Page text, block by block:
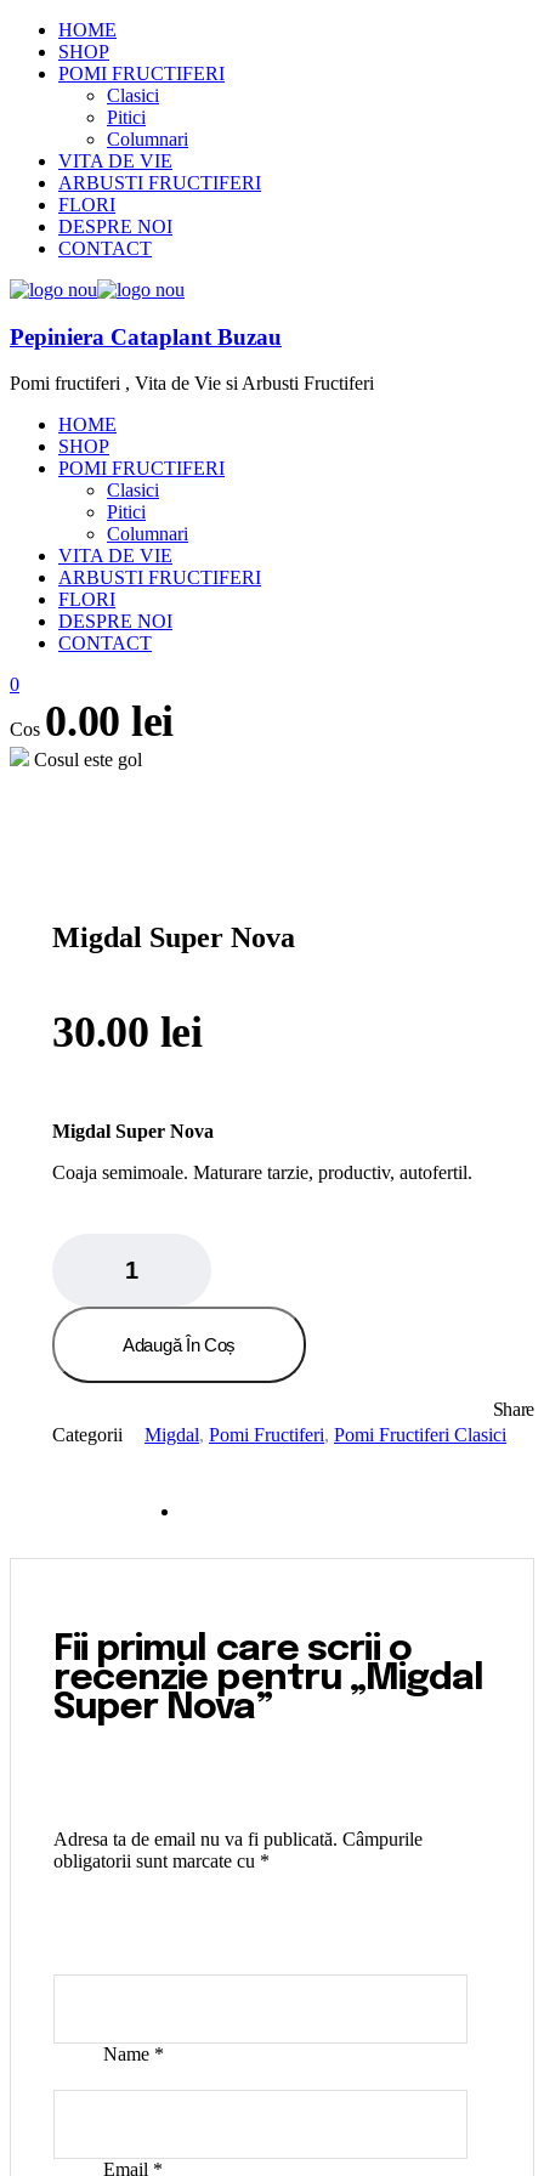
HOME
SHOP
POMI FRUCTIFERI
Clasici
Pitici
Columnari
VITA DE VIE
ARBUSTI FRUCTIFERI
FLORI
DESPRE NOI
CONTACT
Pepiniera Cataplant Buzau
Pomi fructiferi , Vita de Vie si Arbusti Fructiferi
HOME
SHOP
POMI FRUCTIFERI
Clasici
Pitici
Columnari
VITA DE VIE
ARBUSTI FRUCTIFERI
FLORI
DESPRE NOI
CONTACT
0
Cos 0.00 lei
Cosul este gol
Migdal Super Nova
30.00 lei
Migdal Super Nova
Coaja semimoale. Maturare tarzie, productiv, autofertil.
quantity
Adaugă În Coș
Share
Categorii
Migdal, Pomi Fructiferi, Pomi Fructiferi Clasici
Fii primul care scrii o
recenzie pentru „Migdal
Super Nova”
Adresa ta de email nu va fi publicată. Câmpurile
obligatorii sunt marcate cu *
Name *
Email *